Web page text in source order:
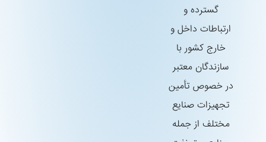
گسترده و
ارتباطات داخل و
خارج كشور با
سازندگان معتبر
در خصوص تأمین
تجهیزات صنایع
مختلف از جمله